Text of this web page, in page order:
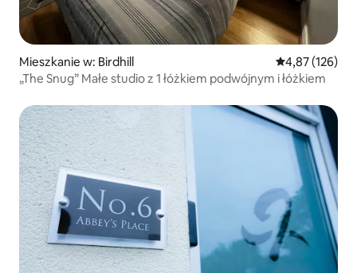
Mieszkanie w: Birdhill Średnia
4,87 (126)
„The Snug” Małe studio z 1 łóżkiem podwójnym i łóżkiem